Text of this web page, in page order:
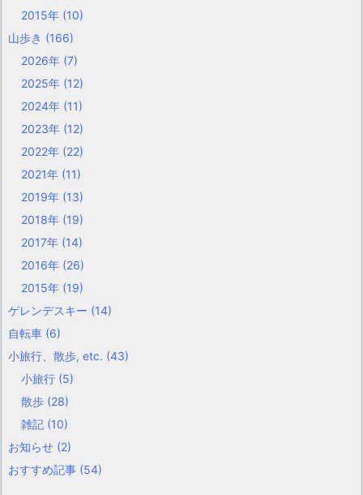
2015年 (10)
山歩き (166)
2026年 (7)
2025年 (12)
2024年 (11)
2023年 (12)
2022年 (22)
2021年 (11)
2019年 (13)
2018年 (19)
2017年 (14)
2016年 (26)
2015年 (19)
ゲレンデスキー (14)
自転車 (6)
小旅行、散歩, etc. (43)
小旅行 (5)
散歩 (28)
雑記 (10)
お知らせ (2)
おすすめ記事 (54)